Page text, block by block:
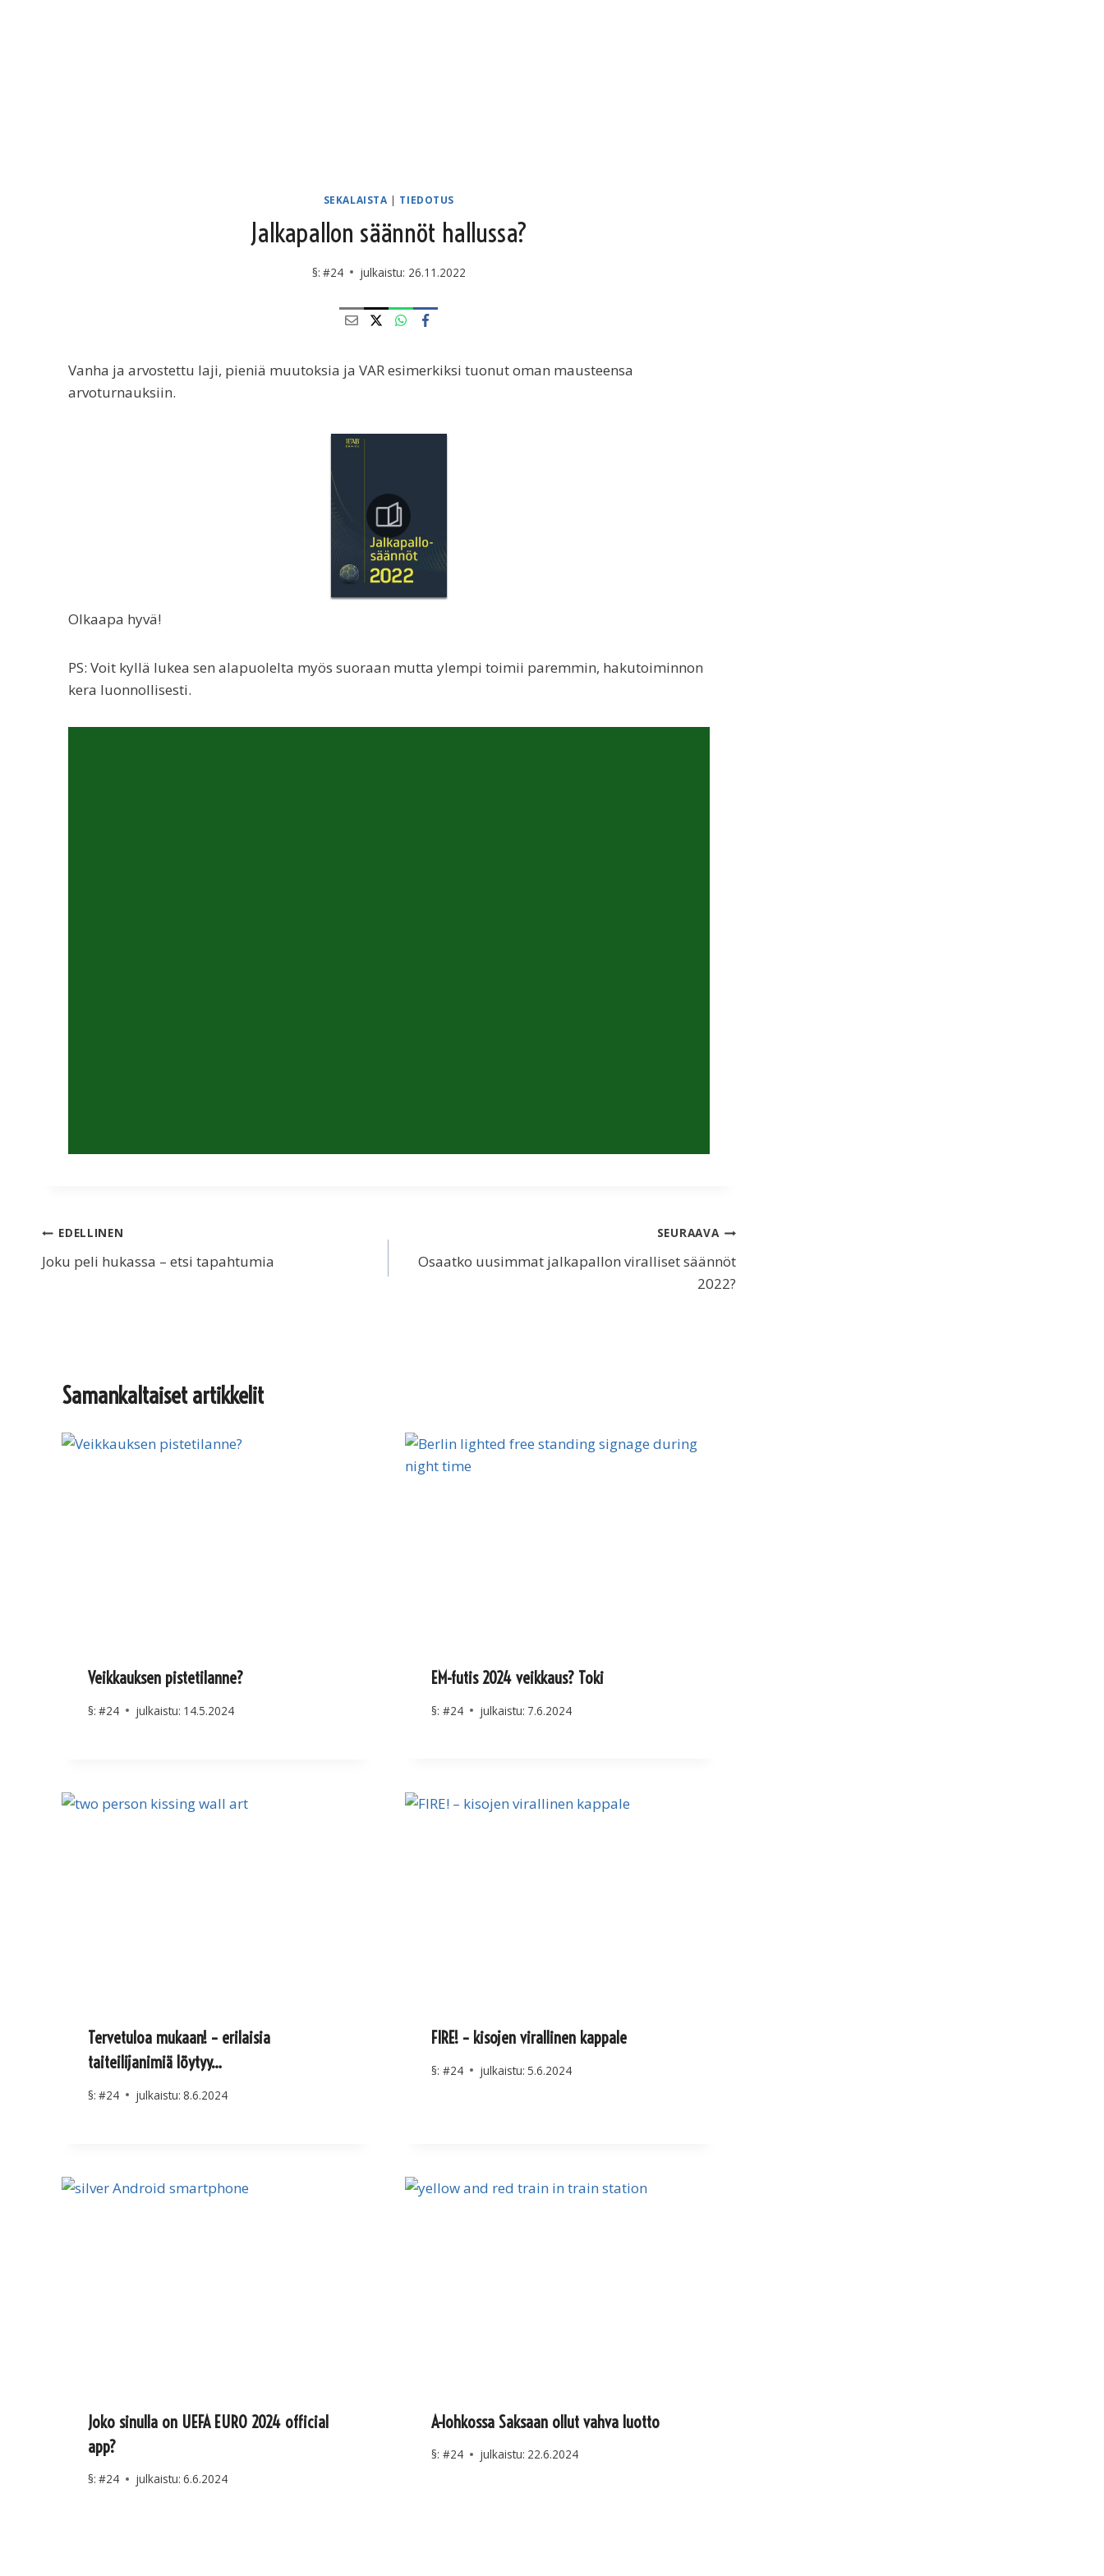
SEKALAISTA | TIEDOTUS
Jalkapallon säännöt hallussa?
§: #24 julkaistu: 26.11.2022
Vanha ja arvostettu laji, pieniä muutoksia ja VAR esimerkiksi tuonut oman mausteensa
arvoturnauksiin.
Olkaapa hyvä!
PS: Voit kyllä lukea sen alapuolelta myös suoraan mutta ylempi toimii paremmin, hakutoiminnon
kera luonnollisesti.
Artikkelien
selaus
EDELLINEN
Joku peli hukassa – etsi tapahtumia
SEURAAVA
Osaatko uusimmat jalkapallon viralliset säännöt
2022?
Samankaltaiset artikkelit
Veikkauksen pistetilanne?
§: #24 julkaistu: 14.5.2024
EM-futis 2024 veikkaus? Toki
§: #24 julkaistu: 7.6.2024
Tervetuloa mukaan! – erilaisia
taiteilijanimiä löytyy…
§: #24 julkaistu: 8.6.2024
FIRE! – kisojen virallinen kappale
§: #24 julkaistu: 5.6.2024
Joko sinulla on UEFA EURO 2024 official
app?
§: #24 julkaistu: 6.6.2024
A-lohkossa Saksaan ollut vahva luotto
§: #24 julkaistu: 22.6.2024